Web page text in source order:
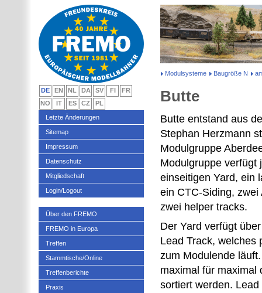
Modulsysteme Baugröße N
Butte
Butte entstand aus
Stephan Herzmann
Modulgruppe
Modulgruppe verfügt
einseitigen Yard, ein
ein CTC-Siding,
zwei helper tracks.
Der Yard verfügt
Lead Track, welches
zum Modulende
maximal für maximal
sortiert werden.
DE EN NL DA SV FI
FR
NO
IT ES CZ
PL
Letzte Änderungen
Sitemap
Impressum
Datenschutz
Mitgliedschaft
Login/Logout
Über den FREMO
FREMO in Europa
Treffen
Stammtische/Online
Treffenberichte
Praxis